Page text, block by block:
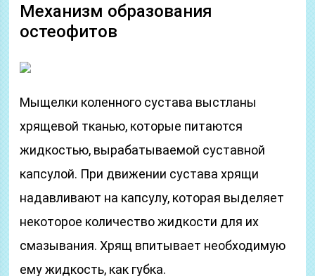
Механизм образования
остеофитов
Мыщелки коленного сустава выстланы
хрящевой тканью, которые питаются
жидкостью, вырабатываемой суставной
капсулой. При движении сустава хрящи
надавливают на капсулу, которая выделяет
некоторое количество жидкости для их
смазывания. Хрящ впитывает необходимую
ему жидкость, как губка.